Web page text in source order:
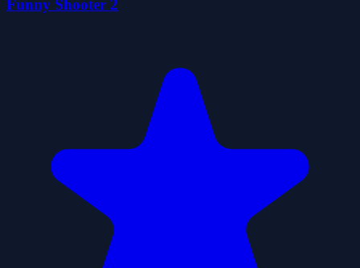
Funny Shooter 2